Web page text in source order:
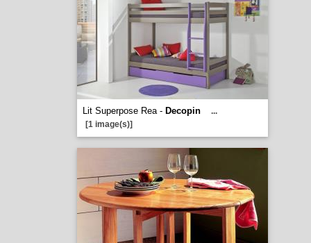
Lit Superpose Rea - Decopin
...
[1 image(s)]